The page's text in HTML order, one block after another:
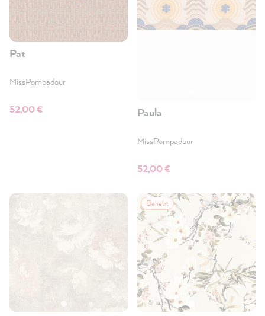
Pat
MissPompadour
52,00 € Paula
MissPompadour
52,00 €
Beliebt